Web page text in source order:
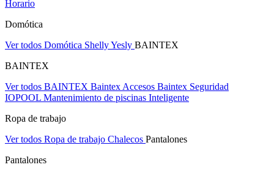
Horario
Domótica
Ver todos Domótica ShellyYesly BAINTEX
BAINTEX
Ver todos BAINTEX Baintex Accesos Baintex Seguridad
IOPOOL Mantenimiento de piscinas Inteligente
Ropa de trabajo
Ver todos Ropa de trabajo Chalecos Pantalones
Pantalones